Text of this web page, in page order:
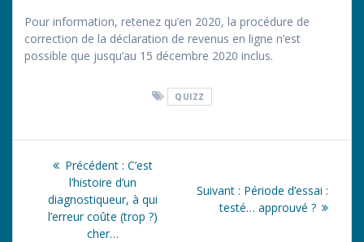
Pour information, retenez qu’en 2020, la procédure de
correction de la déclaration de revenus en ligne n’est
possible que jusqu’au 15 décembre 2020 inclus.
QUIZZ
Navigation
l’article
Précédent : Article
précédent
:
C’est
l’histoire d’un
diagnostiqueur, à qui
l’erreur coûte (trop ?)
cher…
Suivant : Article
suivant
Période d’essai :
testé… approuvé ?